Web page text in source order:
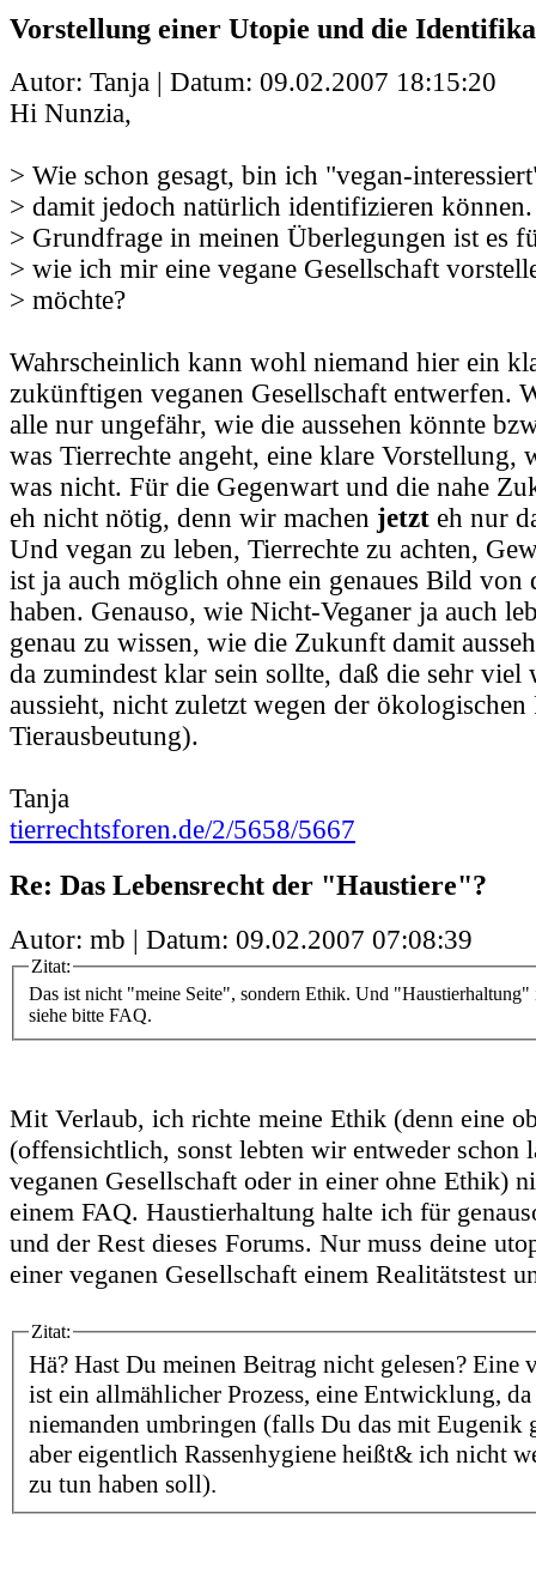
Vorstellung einer Utopie und die
Autor: Tanja | Datum: 09.02.2007 18:15:20
Hi Nunzia,
> Wie schon gesagt, bin ich "vegan-
> damit jedoch natürlich identifizieren
> Grundfrage in meinen Überlegungen ist es
> wie ich mir eine vegane Gesellschaft
> möchte?
Wahrscheinlich kann wohl niemand hier ein
zukünftigen veganen Gesellschaft entwerfen.
alle nur ungefähr, wie die aussehen könnte
was Tierrechte angeht, eine klare Vorstellung,
was nicht. Für die Gegenwart und die nahe
eh nicht nötig, denn wir machen jetzt eh nur
Und vegan zu leben, Tierrechte zu achten,
ist ja auch möglich ohne ein genaues Bild
haben. Genauso, wie Nicht-Veganer ja auch
genau zu wissen, wie die Zukunft damit
da zumindest klar sein sollte, daß die sehr viel
aussieht, nicht zuletzt wegen der
Tierausbeutung).
Tanja
tierrechtsforen.de/2/5658/5667
Re: Das Lebensrecht der "Haustiere"?
Autor: mb | Datum: 09.02.2007 07:08:39
Zitat:
Das ist nicht "meine Seite", sondern Ethik. Und "Haustierhaltung"
siehe bitte FAQ.
Mit Verlaub, ich richte meine Ethik (denn eine
(offensichtlich, sonst lebten wir entweder schon
veganen Gesellschaft oder in einer ohne Ethik)
einem FAQ. Haustierhaltung halte ich für
und der Rest dieses Forums. Nur muss deine
einer veganen Gesellschaft einem Realitätstest
Zitat:
Hä? Hast Du meinen Beitrag nicht gelesen? Eine
ist ein allmählicher Prozess, eine Entwicklung, da
niemanden umbringen (falls Du das mit Eugenik
aber eigentlich Rassenhygiene heißt& ich nicht
zu tun haben soll).